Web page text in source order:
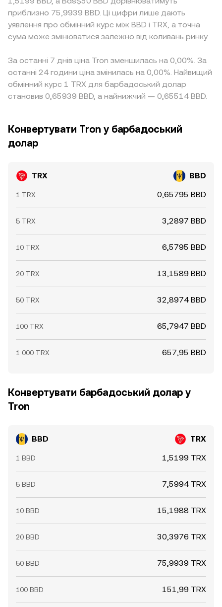
приблизно 75,9939 BBD. Ці цифри лише дають
уявлення про обмінний курс між BBD і TRX, а точна
сума може змінюватися залежно від коливань ринку.
За останні 7 днів ціна Tron зменшилась на 0,00%. За
останні 24 години ціна змінилась на 0,00%. Найвищий
обмінний курс 1 TRX для барбадоський долар
становив 0,65939 BBD, а найнижчий — 0,65514 BBD.
Конвертувати Tron у барбадоський
долар
TRX BBD
1 TRX 0,65795 BBD
5 TRX 3,2897 BBD
10 TRX 6,5795 BBD
20 TRX 13,1589 BBD
50 TRX 32,8974 BBD
100 TRX 65,7947 BBD
1 000 TRX 657,95 BBD
Конвертувати барбадоський долар у
Tron
BBD TRX
1 BBD 1,5199 TRX
5 BBD 7,5994 TRX
10 BBD 15,1988 TRX
20 BBD 30,3976 TRX
50 BBD 75,9939 TRX
100 BBD 151,99 TRX